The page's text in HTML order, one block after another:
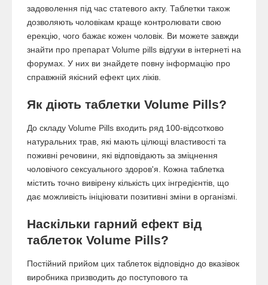
задоволення під час статевого акту. Таблетки також
дозволяють чоловікам краще контролювати свою
ерекцію, чого бажає кожен чоловік. Ви можете завжди
знайти про препарат Volume pills відгуки в інтернеті на
форумах. У них ви знайдете повну інформацію про
справжній якісний ефект цих ліків.
Як діють таблетки Volume Pills?
До складу Volume Pills входить ряд 100-відсотково
натуральних трав, які мають цілющі властивості та
поживні речовини, які відповідають за зміцнення
чоловічого сексуального здоров'я. Кожна таблетка
містить точно вивірену кількість цих інгредієнтів, що
дає можливість ініціювати позитивні зміни в організмі.
Наскільки гарний ефект від
таблеток Volume Pills?
Постійний прийом цих таблеток відповідно до вказівок
виробника призводить до поступового та